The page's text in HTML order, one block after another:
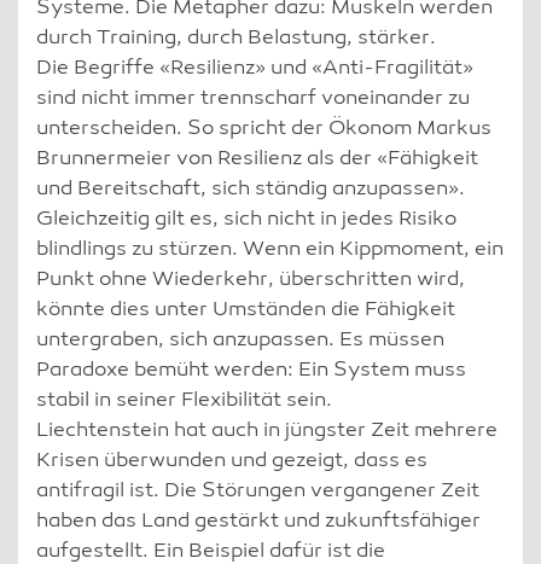
Systeme. Die Metapher dazu: Muskeln werden
durch Training, durch Belastung, stärker.
Die Begriffe «Resilienz» und «Anti-Fragilität»
sind nicht immer trennscharf voneinander zu
unterscheiden. So spricht der Ökonom Markus
Brunnermeier von Resilienz als der «Fähigkeit
und Bereitschaft, sich ständig anzupassen».
Gleichzeitig gilt es, sich nicht in jedes Risiko
blindlings zu stürzen. Wenn ein Kippmoment, ein
Punkt ohne Wiederkehr, überschritten wird,
könnte dies unter Umständen die Fähigkeit
untergraben, sich anzupassen. Es müssen
Paradoxe bemüht werden: Ein System muss
stabil in seiner Flexibilität sein.
Liechtenstein hat auch in jüngster Zeit mehrere
Krisen überwunden und gezeigt, dass es
antifragil ist. Die Störungen vergangener Zeit
haben das Land gestärkt und zukunftsfähiger
aufgestellt. Ein Beispiel dafür ist die